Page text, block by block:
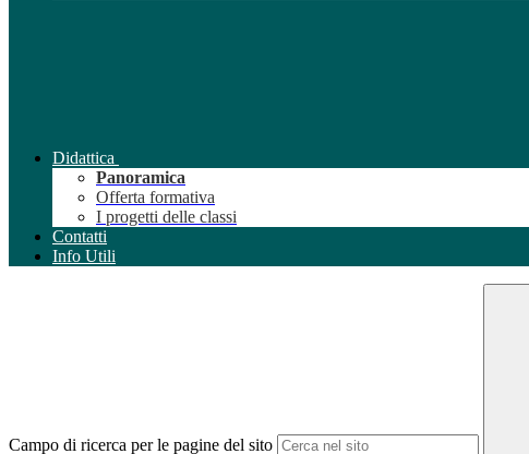
Didattica
Panoramica
Offerta formativa
I progetti delle classi
Contatti
Info Utili
Campo di ricerca per le pagine del sito